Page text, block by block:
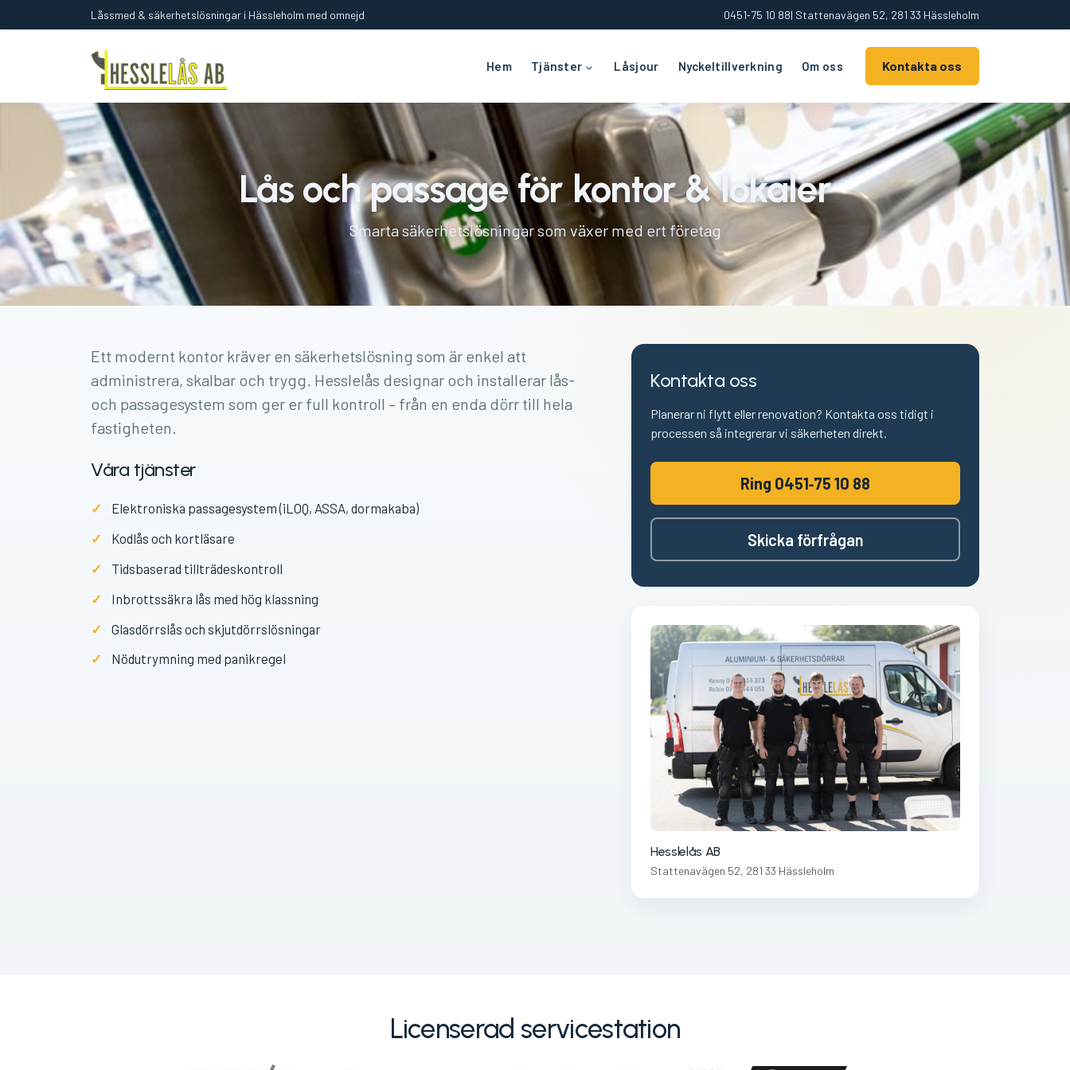
Låssmed & säkerhetslösningar i Hässleholm med omnejd 0451‑75 10 88| Stattenavägen 52, 281 33 Hässleholm
Hem Tjänster Låsjour Nyckeltillverkning Om oss Kontakta oss
Lås och passage för kontor & lokaler
Smarta säkerhetslösningar som växer med ert företag
Ett modernt kontor kräver en säkerhetslösning som är enkel att
administrera, skalbar och trygg. Hesslelås designar och installerar lås-
och passagesystem som ger er full kontroll – från en enda dörr till hela
fastigheten.
Våra tjänster
Elektroniska passagesystem (iLOQ, ASSA, dormakaba)
Kodlås och kortläsare
Tidsbaserad tillträdeskontroll
Inbrottssäkra lås med hög klassning
Glasdörrslås och skjutdörrslösningar
Nödutrymning med panikregel
Kontakta oss
Planerar ni flytt eller renovation? Kontakta oss tidigt i
processen så integrerar vi säkerheten direkt.
Ring 0451‑75 10 88
Skicka förfrågan
Hesslelås AB
Stattenavägen 52, 281 33 Hässleholm
Licenserad servicestation